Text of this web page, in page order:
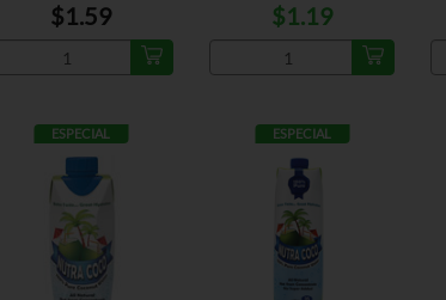
$1.59 $1.19
ESPECIAL ESPECIAL